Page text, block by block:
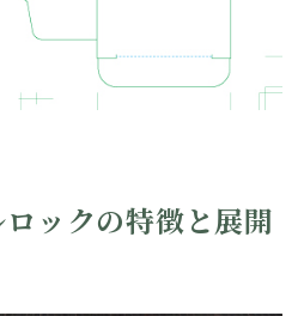
ックの特徴と展開